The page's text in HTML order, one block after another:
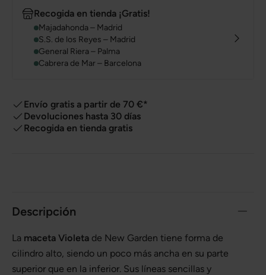
Recogida en tienda ¡Gratis!
Majadahonda – Madrid
S.S. de los Reyes – Madrid
General Riera – Palma
Cabrera de Mar – Barcelona
Envío gratis a partir de 70 €*
Devoluciones hasta 30 días
Recogida en tienda gratis
Descripción
La maceta Violeta de New Garden tiene forma de
cilindro alto, siendo un poco más ancha en su parte
superior que en la inferior. Sus líneas sencillas y